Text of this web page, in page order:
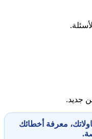
جديد.
معرفة أخطائك